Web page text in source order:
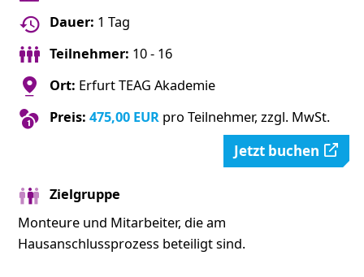
Dauer: 1 Tag
Teilnehmer: 10 - 16
Ort: Erfurt TEAG Akademie
Preis: 475,00 EURpro Teilnehmer, zzgl. MwSt.
Jetzt buchen
Zielgruppe
Monteure und Mitarbeiter, die am
Hausanschlussprozess beteiligt sind.